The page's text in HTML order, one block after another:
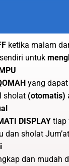
ketika malam
untuk
yang
sholat (otomatis)
DISPLAY tiap
dan sholat Jum’at
dan mudah